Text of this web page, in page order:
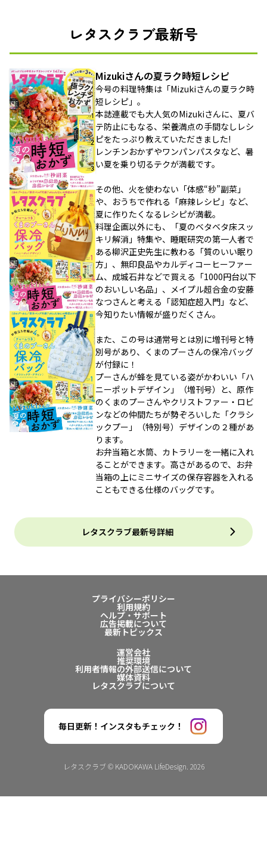
レタスクラブ最新号
Mizukiさんの夏ラク時短レシピ
今号の料理特集は「Mizukiさんの夏ラク時
短レシピ」。
本誌連載でも大人気のMizukiさんに、夏バ
テ防止にもなる、栄養満点の手間なしレシ
ピをたっぷり教えていただきました!
レンチンおかずやワンパンパスタなど、暑
い夏を乗り切るテクが満載です。
その他、火を使わない「体感“秒”副菜」
や、おうちで作れる「麻辣レシピ」など、
夏に作りたくなるレシピが満載。
料理企画以外にも、「夏のベタベタ床スッ
キリ解消」特集や、睡眠研究の第一人者で
ある柳沢正史先生に教わる「質のいい眠り
方」、無印良品やカルディコーヒーファー
ム、成城石井などで買える「1000円台以下
のおいしい名品」、メイプル超合金の安藤
なつさんと考える「認知症超入門」など、
今知りたい情報が盛りだくさん。
また、この号は通常号とは別に増刊号と特
別号があり、くまのプーさんの保冷バッグ
が付録に！
プーさんが蜂を見ている姿がかわいい「ハ
ニーポットデザイン」（増刊号）と、原作
のくまのプーさんやクリストファー・ロビ
ンなどの仲間たちが勢ぞろいした「クラシ
ックプー」（特別号）デザインの２種があ
ります。
お弁当箱と水筒、カトラリーを一緒に入れ
ることができます。高さがあるので、お弁
当箱の上にミニサイズの保存容器を入れる
こともできる仕様のバッグです。
レタスクラブ最新号詳細
プライバシーポリシー
利用規約
ヘルプ・サポート
広告掲載について
最新トピックス
運営会社
推奨環境
利用者情報の外部送信について
媒体資料
レタスクラブについて
毎日更新！インスタもチェック！
レタスクラブ © KADOKAWA LifeDesign. 2026